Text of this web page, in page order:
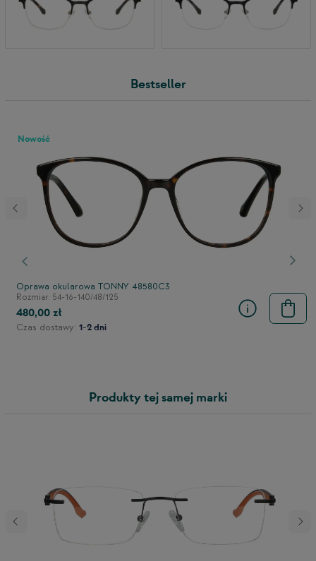
Bestseller
Poprzedni
Nowość
Oprawa okularowa TONNY 48580C3
Rozmiar: 54-16-140/48/125
480,00 zł
Czas dostawy: 1-2 dni
Produkty tej samej marki